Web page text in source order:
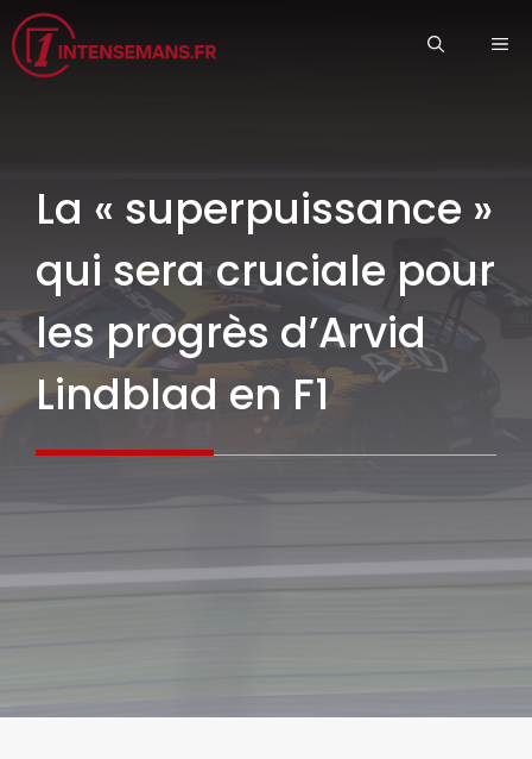
Aller
au
contenu
La « superpuissance »
qui sera cruciale pour
les progrès d’Arvid
Lindblad en F1